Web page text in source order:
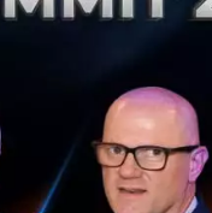
ที่ใช้ AI